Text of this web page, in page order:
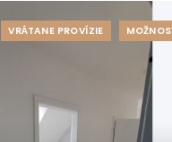
VRÁTANE PROVÍZIE